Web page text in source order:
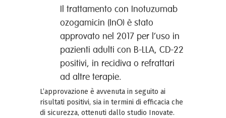
Il trattamento con Inotuzumab
ozogamicin (InO) è stato
approvato nel 2017 per l’uso in
pazienti adulti con B-LLA, CD-22
positivi, in recidiva o refrattari
ad altre terapie.
L’approvazione è avvenuta in seguito ai
risultati positivi, sia in termini di efficacia che
di sicurezza, ottenuti dallo studio Inovate.